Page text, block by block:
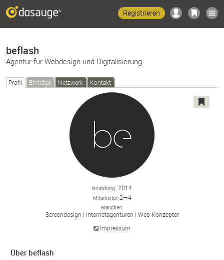
Registrieren
beflash
Agentur für Webdesign und Digitalisierung
Profil Einträge Netzwerk Kontakt
Gründung 2014
Mitarbeiter 2—4
Branchen
Screendesign Internetagenturen Web-Konzepter
Impressum
Über beflash